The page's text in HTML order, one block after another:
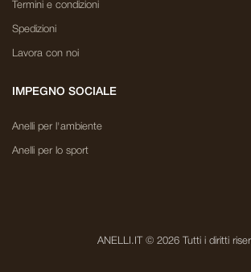
Termini e condizioni
Spedizioni
Lavora con noi
IMPEGNO SOCIALE
Anelli per l'ambiente
Anelli per lo sport
ANELLI.IT © 2026 Tutti i diritti